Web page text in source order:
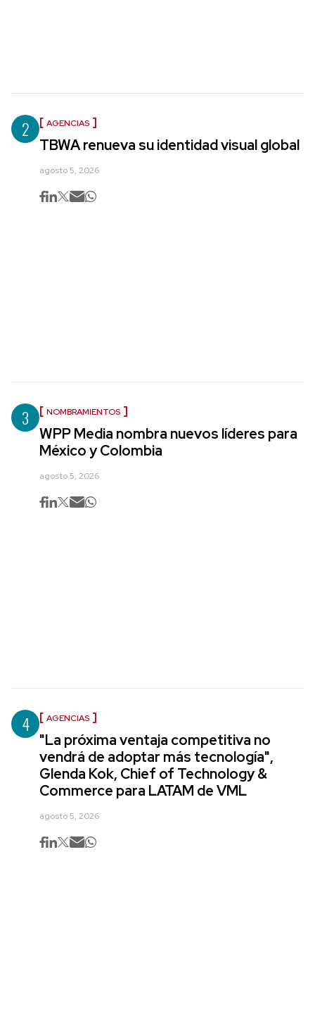
2 AGENCIAS
TBWA renueva su identidad visual global
agosto 5, 2026
3 NOMBRAMIENTOS
WPP Media nombra nuevos líderes para
México y Colombia
agosto 5, 2026
4 AGENCIAS
"La próxima ventaja competitiva no
vendrá de adoptar más tecnología",
Glenda Kok, Chief of Technology &
Commerce para LATAM de VML
agosto 5, 2026